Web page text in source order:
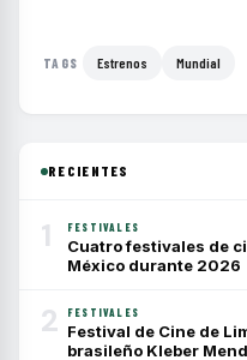
TAGS Estrenos Mundial
RECIENTES
1 FESTIVALES
Cuatro festivales de
México durante 2026
2 FESTIVALES
Festival de Cine de
brasileño Kleber